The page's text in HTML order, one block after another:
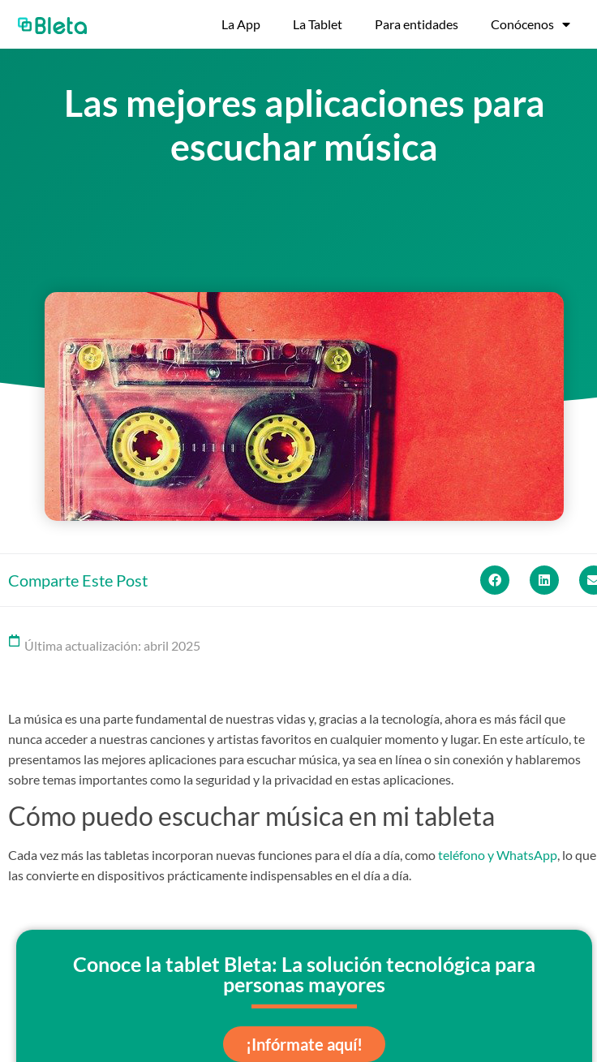
La App La Tablet Para entidades Conócenos
Las mejores aplicaciones para
escuchar música
Comparte Este Post
Última actualización: abril 2025
La música es una parte fundamental de nuestras vidas y, gracias a la tecnología, ahora es más fácil que
nunca acceder a nuestras canciones y artistas favoritos en cualquier momento y lugar. En este artículo, te
presentamos las mejores aplicaciones para escuchar música, ya sea en línea o sin conexión y hablaremos
sobre temas importantes como la seguridad y la privacidad en estas aplicaciones.
Cómo puedo escuchar música en mi tableta
Cada vez más las tabletas incorporan nuevas funciones para el día a día, comoteléfono y WhatsApp, lo que
las convierte en dispositivos prácticamente indispensables en el día a día.
Conoce la tablet Bleta: La solución tecnológica para
personas mayores
¡Infórmate aquí!